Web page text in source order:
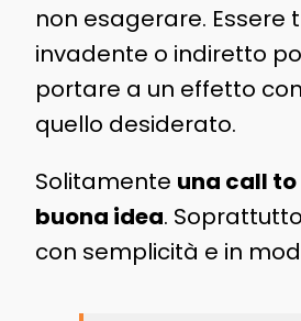
non esagerare. Essere
invadente o indiretto
portare a un effetto
quello desiderato.
Solitamente una call
buona idea.
con semplicità e in